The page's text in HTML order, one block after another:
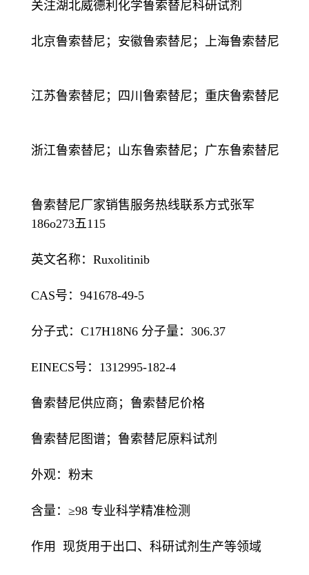
关注湖北威德利化学鲁索替尼科研试剂
北京鲁索替尼；安徽鲁索替尼；上海鲁索替尼
江苏鲁索替尼；四川鲁索替尼；重庆鲁索替尼
浙江鲁索替尼；山东鲁索替尼；广东鲁索替尼
鲁索替尼厂家销售服务热线联系方式张军
186o273五115
英文名称：Ruxolitinib
CAS号：941678-49-5
分子式：C17H18N6 分子量：306.37
EINECS号：1312995-182-4
鲁索替尼供应商；鲁索替尼价格
鲁索替尼图谱；鲁索替尼原料试剂
外观：粉末
含量：≥98 专业科学精准检测
作用 现货用于出口、科研试剂生产等领域